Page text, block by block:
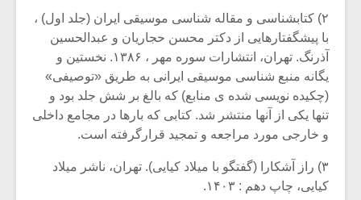
۲) کتابشناسی و مقاله شناسی موسیقی ایران (جلد اول) ،
با پیشگفتارهایی از دکتر محسن حجاریان و عبدالحسین
آذرنگ. تهران، انتشارات سوره مهر ، ۱۳۸۶. نخستین و
یگانه منبع شناسی موسیقی ایرانی به طریق «توصیفی»
(چکیده نویسی شده ی منابع) که بالغ بر شش جلد بود و
تنها یکی از آنها منتشر شد. کتابی که بارها در مجامع داخلی
و خارجی مورد مراجعه و تمجید قرارگرفته است.
۳) راز آشکارا (گفتگو با میلاد کیایی). تهران، ناشر میلاد
کیایی، چاپ دهم : ۱۴۰۳.